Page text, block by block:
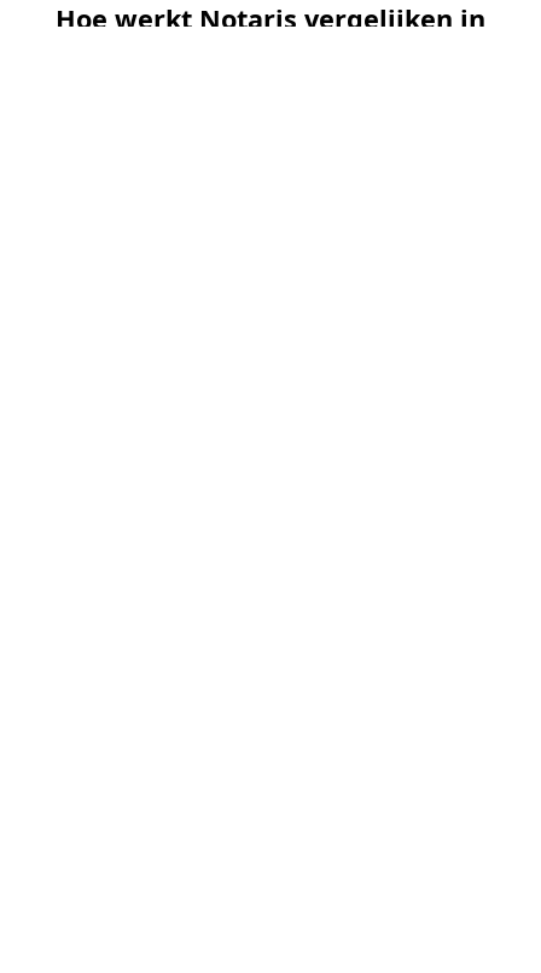
Hoe werkt Notaris vergelijken in